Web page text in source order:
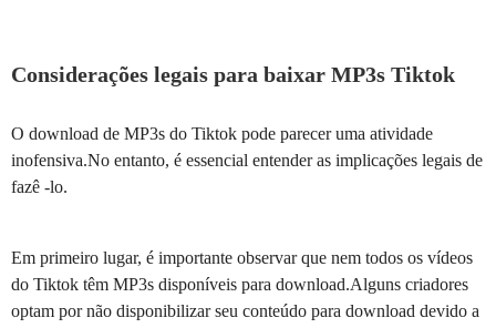
Considerações legais para baixar MP3s Tiktok
O download de MP3s do Tiktok pode parecer uma atividade
inofensiva.No entanto, é essencial entender as implicações legais de
fazê -lo.
Em primeiro lugar, é importante observar que nem todos os vídeos
do Tiktok têm MP3s disponíveis para download.Alguns criadores
optam por não disponibilizar seu conteúdo para download devido a